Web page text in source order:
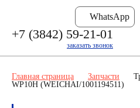
WhatsApp
+7 (3842) 59-21-01
заказать звонок
Главная страница Запчасти
WP10H (WEICHAI/1001194511)